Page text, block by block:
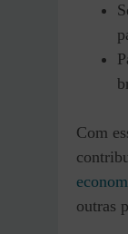
Com
outras